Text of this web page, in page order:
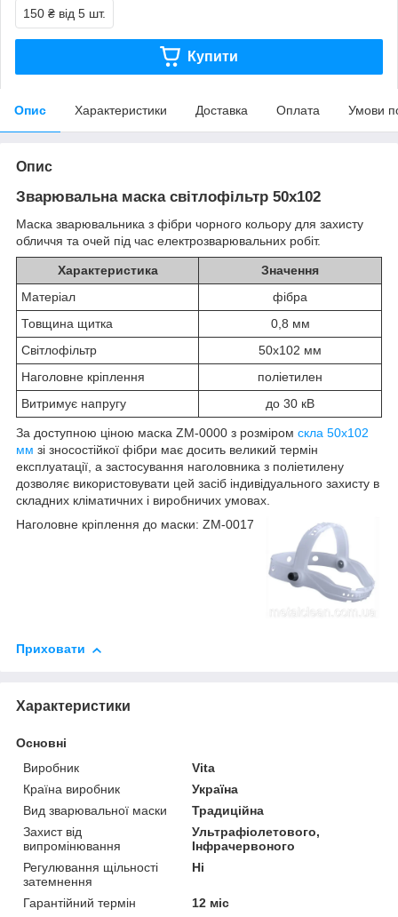
150 ₴ від 5 шт.
Купити
Опис Характеристики Доставка Оплата Умови
Опис
Зварювальна маска світлофільтр 50х102
Маска зварювальника з фібри чорного кольору для захисту
обличчя та очей під час електрозварювальних робіт.
Характеристика
Значення
Матеріал
фібра
Товщина щитка
0,8 мм
Світлофільтр
50х102 мм
Наголовне кріплення
поліетилен
Витримує напругу
до 30 кВ
За доступною ціною маска ZM-0000 з розміром скла 50х102
мм зі зносостійкої фібри має досить великий термін
експлуатації, а застосування наголовника з поліетилену
дозволяє використовувати цей засіб індивідуального захисту в
складних кліматичних і виробничих умовах.
Наголовне кріплення до маски: ZM-0017
Приховати
Характеристики
Основні
Виробник
Vita
Країна виробник
Україна
Вид зварювальної маски
Традиційна
Захист від
випромінювання
Ультрафіолетового,
Інфрачервоного
Регулювання щільності
затемнення
Ні
Гарантійний термін 12 міс